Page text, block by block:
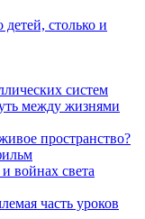
детей, столько и
систем
между жизнями
пространство?
войнах света
часть уроков